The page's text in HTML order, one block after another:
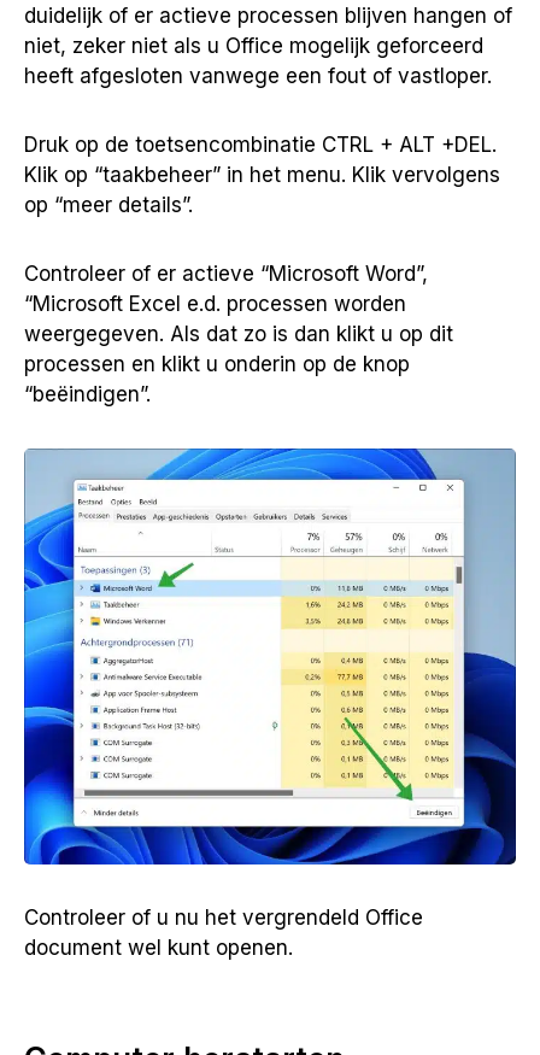
duidelijk of er actieve processen blijven hangen of
niet, zeker niet als u Office mogelijk geforceerd
heeft afgesloten vanwege een fout of vastloper.
Druk op de toetsencombinatie CTRL + ALT +DEL.
Klik op “taakbeheer” in het menu. Klik vervolgens
op “meer details”.
Controleer of er actieve “Microsoft Word”,
“Microsoft Excel e.d. processen worden
weergegeven. Als dat zo is dan klikt u op dit
processen en klikt u onderin op de knop
“beëindigen”.
Controleer of u nu het vergrendeld Office
document wel kunt openen.